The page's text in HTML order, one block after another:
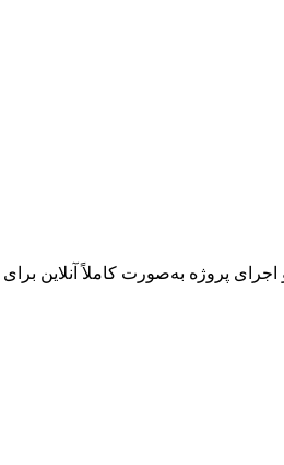
اجرای پروژه به‌صورت کاملاً آنلاین برای